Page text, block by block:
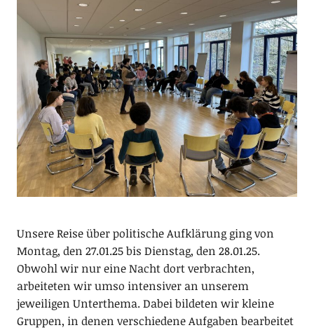
Unsere Reise über politische Aufklärung ging von
Montag, den 27.01.25 bis Dienstag, den 28.01.25.
Obwohl wir nur eine Nacht dort verbrachten,
arbeiteten wir umso intensiver an unserem
jeweiligen Unterthema. Dabei bildeten wir kleine
Gruppen, in denen verschiedene Aufgaben bearbeitet